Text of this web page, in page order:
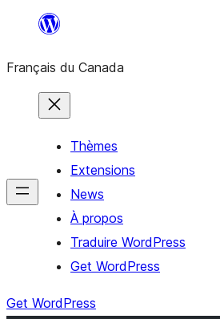
contenu
Français du Canada
Thèmes
Extensions
News
À propos
Traduire WordPress
Get WordPress
Get WordPress